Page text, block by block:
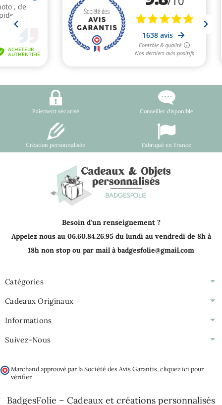
Paiement sécurisé Conseiller disponible
Création personnalisée Fabriqué en France
Besoin d'un renseignement ?
Appelez nous au 06.60.84.26.95 du lundi au vendredi de 8h à
18h non stop ou par mail à badgesfolie@gmail.com
Catégories
Cadeaux Originaux
Informations
Suivez-Nous
Marchand approuvé par la Société des Avis Garantis, cliquez ici pour
vérifier.
BadgesFolie – Cadeaux et créations personnalisés